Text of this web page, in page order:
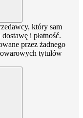
który sam
i płatność.
przez żadnego
tytułów